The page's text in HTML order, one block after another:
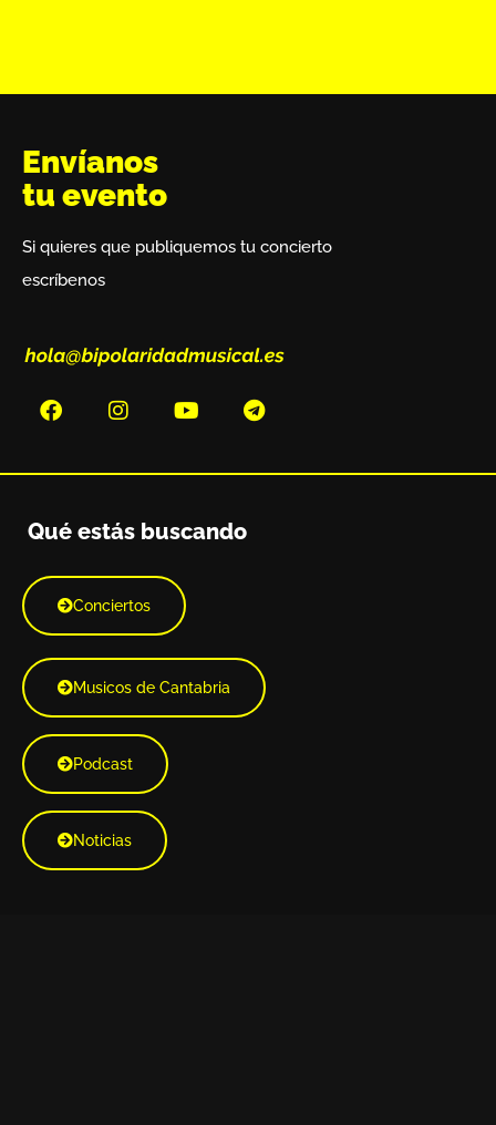
Envíanos
tu evento
Si quieres que publiquemos tu concierto
escríbenos
Qué estás buscando
Conciertos
Musicos de Cantabria
Podcast
Noticias